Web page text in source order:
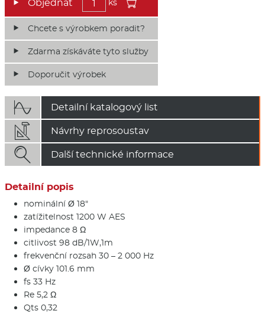
ks
Chcete s výrobkem poradit?
Zdarma získáváte tyto služby
Doporučit výrobek
 Detailní katalogový list
 Návrhy reprosoustav
 Další technické informace
Detailní popis
nominální Ø 18"
zatížitelnost 1200 W AES
impedance 8 Ω
citlivost 98 dB/1W,1m
frekvenční rozsah 30 – 2 000 Hz
Ø cívky 101.6 mm
fs 33 Hz
Re 5,2 Ω
Qts 0,32